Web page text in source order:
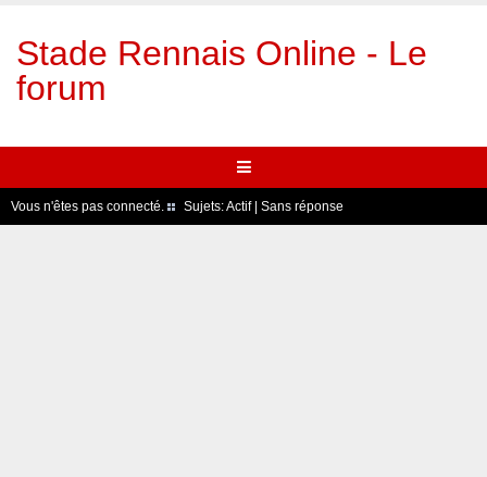
Stade Rennais Online - Le
forum
Vous n'êtes pas connecté. Sujets:Actif| Sans réponse